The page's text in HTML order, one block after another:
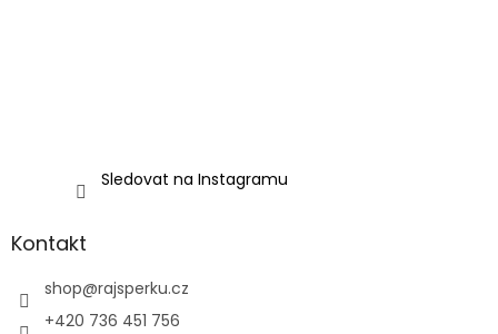
Sledovat na Instagramu
Kontakt
shop@rajsperku.cz
+420 736 451 756